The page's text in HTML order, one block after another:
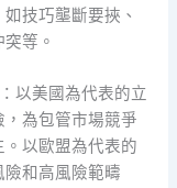
技巧壟斷要挾、
等。
以美國為代表的立
為包管市場競爭
以歐盟為代表的
和高風險範疇